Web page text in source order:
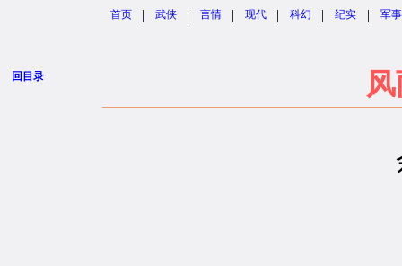
首页 | 武侠 | 言情 | 现代 | 科幻 | 纪实 | 军事
回目录